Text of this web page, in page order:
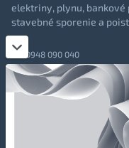
elektriny, plynu,
stavebné sporenie a
0948 090 040
+421 948 090 051
info@totalmoney.sk
Levočská 866, Poprad,